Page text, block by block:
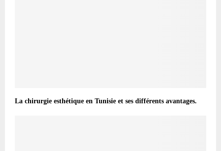
La chirurgie esthétique en Tunisie et ses différents avantages.